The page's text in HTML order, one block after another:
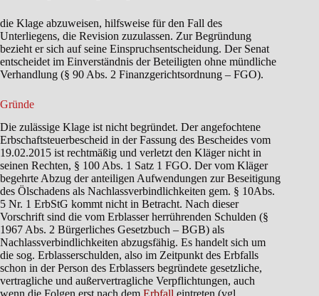
die Klage abzuweisen, hilfsweise für den Fall des
Unterliegens, die Revision zuzulassen. Zur Begründung
bezieht er sich auf seine Einspruchsentscheidung. Der Senat
entscheidet im Einverständnis der Beteiligten ohne mündliche
Verhandlung (§ 90 Abs. 2 Finanzgerichtsordnung – FGO).
Gründe
Die zulässige Klage ist nicht begründet. Der angefochtene
Erbschaftsteuerbescheid in der Fassung des Bescheides vom
19.02.2015 ist rechtmäßig und verletzt den Kläger nicht in
seinen Rechten, § 100 Abs. 1 Satz 1 FGO. Der vom Kläger
begehrte Abzug der anteiligen Aufwendungen zur Beseitigung
des Ölschadens als Nachlassverbindlichkeiten gem. § 10Abs.
5 Nr. 1 ErbStG kommt nicht in Betracht. Nach dieser
Vorschrift sind die vom Erblasser herrührenden Schulden (§
1967 Abs. 2 Bürgerliches Gesetzbuch – BGB) als
Nachlassverbindlichkeiten abzugsfähig. Es handelt sich um
die sog. Erblasserschulden, also im Zeitpunkt des Erbfalls
schon in der Person des Erblassers begründete gesetzliche,
vertragliche und außervertragliche Verpflichtungen, auch